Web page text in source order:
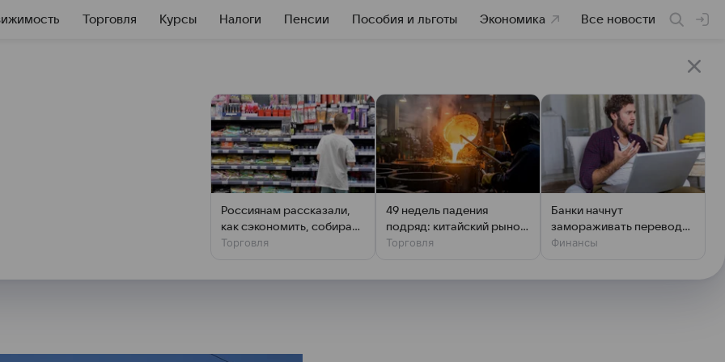
Торговля Курсы Налоги Пенсии Пособия и льготы Экономика Все новости
урегулирования
по процедурам
Россиянам рассказали,
как сэкономить, собирая
ребенка в школу
Торговля
49 недель падения
подряд: китайский рынок
стали в глубочайшем
Торговля
Банки начнут
замораживать переводы:
новые правила для всех
Финансы